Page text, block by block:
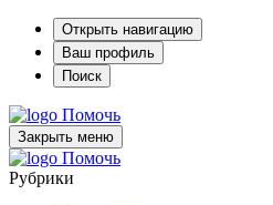
Открыть навигацию
Ваш профиль
Поиск
Помочь
Закрыть меню
Помочь
Рубрики